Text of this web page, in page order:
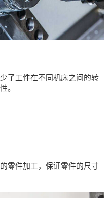
了工件在不同机床之间的转
。
零件加工，保证零件的尺寸